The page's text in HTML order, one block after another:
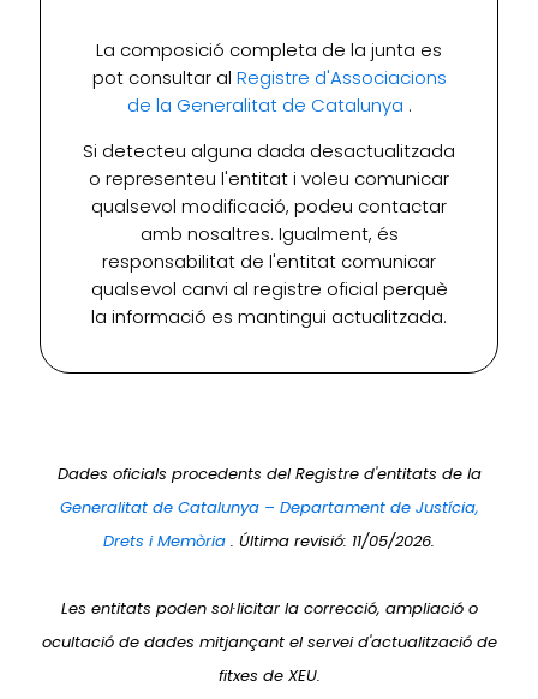
La composició completa de la junta es
pot consultar al Registre d'Associacions
de la Generalitat de Catalunya .
Si detecteu alguna dada desactualitzada
o representeu l'entitat i voleu comunicar
qualsevol modificació, podeu contactar
amb nosaltres. Igualment, és
responsabilitat de l'entitat comunicar
qualsevol canvi al registre oficial perquè
la informació es mantingui actualitzada.
Dades oficials procedents del Registre d'entitats de la
Generalitat de Catalunya – Departament de Justícia,
Drets i Memòria . Última revisió: 11/05/2026.
Les entitats poden sol·licitar la correcció, ampliació o
ocultació de dades mitjançant el servei d'actualització de
fitxes de XEU.